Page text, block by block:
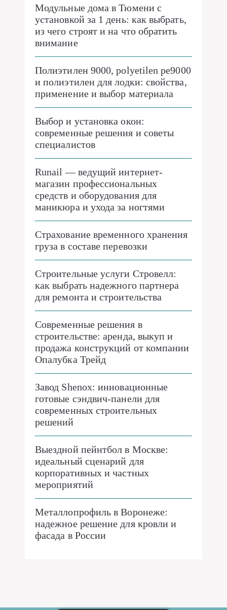
Модульные дома в Тюмени с
установкой за 1 день: как выбрать,
из чего строят и на что обратить
внимание
Полиэтилен 9000, polyetilen pe9000
и полиэтилен для лодки: свойства,
применение и выбор материала
Выбор и установка окон:
современные решения и советы
специалистов
Runail — ведущий интернет-
магазин профессиональных
средств и оборудования для
маникюра и ухода за ногтями
Страхование временного хранения
груза в составе перевозки
Строительные услуги Стровелл:
как выбрать надежного партнера
для ремонта и строительства
Современные решения в
строительстве: аренда, выкуп и
продажа конструкций от компании
Опалубка Трейд
Завод Shenox: инновационные
готовые сэндвич-панели для
современных строительных
решений
Выездной пейнтбол в Москве:
идеальный сценарий для
корпоративных и частных
мероприятий
Металлопрофиль в Воронеже:
надежное решение для кровли и
фасада в России